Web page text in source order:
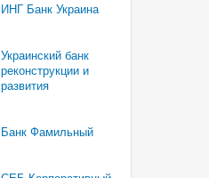
ИНГ Банк Украина
Украинский банк
реконструкции и
развития
Банк Фамильный